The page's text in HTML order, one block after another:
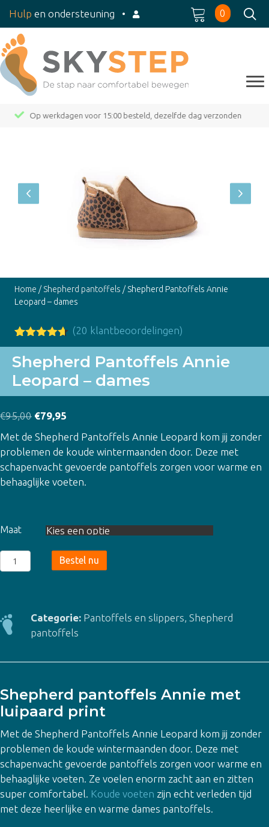
Hulp en ondersteuning • 0
Op werkdagen voor 15:00 besteld, dezelfde dag verzonden
Home / Shepherd pantoffels / Shepherd Pantoffels Annie
Leopard – dames
Gewaardee
rd
op
5
gebaseerd
op
20
klant
waardering
(20 klantbeoordelingen)
Shepherd Pantoffels Annie
Leopard – dames
€95,00 Oorspronkelijke
prijs
was:
€95,00.
€79,95
prijs
is:
€79,95.
Met de Shepherd Pantoffels Annie Leopard kom jij zonder
problemen de koude wintermaanden door. Deze met
schapenvacht gevoerde pantoffels zorgen voor warme en
behaaglijke voeten.
Maat
Shepherd
Pantoffels
-
dames
Bestel nu
Categorie: Pantoffels en slippers, Shepherd
pantoffels
Shepherd pantoffels Annie met
luipaard print
Met de Shepherd Pantoffels Annie Leopard kom jij zonder
problemen de koude wintermaanden door. Deze met
schapenvacht gevoerde pantoffels zorgen voor warme en
behaaglijke voeten. Ze voelen enorm zacht aan en zitten
super comfortabel. Koude voeten zijn echt verleden tijd
met deze heerlijke en warme dames pantoffels.